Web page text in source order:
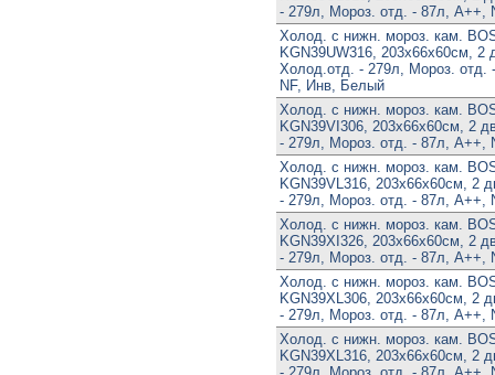
- 279л, Мороз. отд. - 87л, A++,
Холод. с нижн. мороз. кам.
KGN39UW316, 203х66х60см, 2
Холод.отд. - 279л, Мороз. отд.
NF, Инв, Белый
Холод. с нижн. мороз. кам.
KGN39VI306, 203х66х60см, 2
- 279л, Мороз. отд. - 87л, A++,
Холод. с нижн. мороз. кам.
KGN39VL316, 203х66х60см, 2
- 279л, Мороз. отд. - 87л, A++,
Холод. с нижн. мороз. кам.
KGN39XI326, 203х66х60см, 2
- 279л, Мороз. отд. - 87л, A++,
Холод. с нижн. мороз. кам.
KGN39XL306, 203х66х60см, 2
- 279л, Мороз. отд. - 87л, A++,
Холод. с нижн. мороз. кам.
KGN39XL316, 203х66х60см, 2